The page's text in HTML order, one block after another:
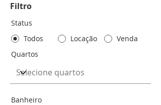
Filtro
Status
Todos
Locação
Venda
Quartos
Banheiro